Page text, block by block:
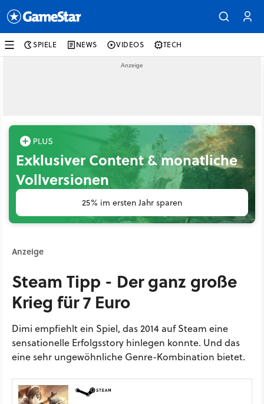
SPIELE NEWS VIDEOS TECH
Exklusiver Content & monatliche
Vollversionen
25% im ersten Jahr sparen
Anzeige
Steam Tipp - Der ganz große
Krieg für 7 Euro
Dimi empfiehlt ein Spiel, das 2014 auf Steam eine
sensationelle Erfolgsstory hinlegen konnte. Und das
eine sehr ungewöhnliche Genre-Kombination bietet.